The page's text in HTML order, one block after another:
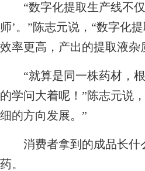
“数字化提取生产线不仅
师’。”陈志元说，“数字化
效率更高，产出的提取液杂
“就算是同一株药材，根
的学问大着呢！”陈志元说
细的方向发展。”
消费者拿到的成品长什
药。